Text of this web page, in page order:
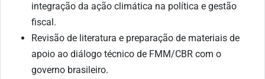
integração da ação climática na política e gestão
fiscal.
Revisão de literatura e preparação de materiais de
apoio ao diálogo técnico de FMM/CBR com o
governo brasileiro.